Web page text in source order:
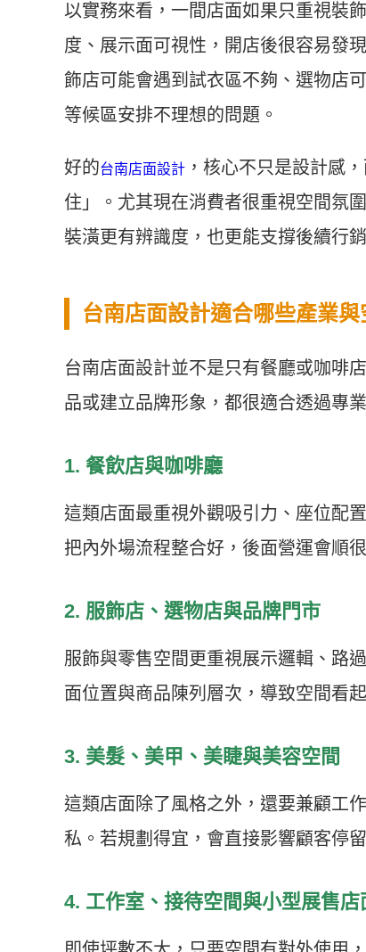
以實務來看，一間店面如果只重視裝
度、展示面可視性，開店後很容易發
飾店可能會遇到試衣區不夠、選物店
等候區安排不理想的問題。
好的台南店面設計 ，核心不只是設計感
住」。尤其現在消費者很重視空間氛
裝潢更有辨識度，也更能支撐後續行
台南店面設計適合哪些產業與
台南店面設計並不是只有餐廳或咖啡
品或建立品牌形象，都很適合透過專
1. 餐飲店與咖啡廳
這類店面最重視外觀吸引力、座位配
把內外場流程整合好，後面營運會順很
2. 服飾店、選物店與品牌門市
服飾與零售空間更重視展示邏輯、路
面位置與商品陳列層次，導致空間看
3. 美髮、美甲、美睫與美容空間
這類店面除了風格之外，還要兼顧工
私。若規劃得宜，會直接影響顧客停
4. 工作室、接待空間與小型展售店